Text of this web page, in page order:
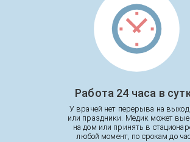
Работа 24 часа в
У врачей нет перерыва на
или праздники. Медик может
на дом или принять в
любой момент, по срокам до